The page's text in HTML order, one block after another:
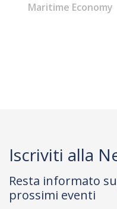
Maritime Economy
Iscriviti alla
Resta informato
prossimi eventi